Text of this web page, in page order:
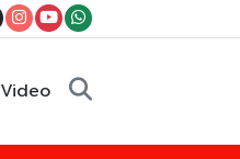
Video